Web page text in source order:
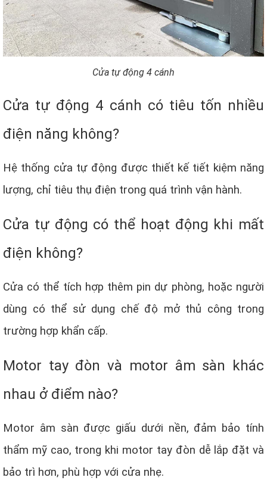
Cửa tự động 4 cánh
Cửa tự động 4 cánh có tiêu tốn nhiều
điện năng không?
Hệ thống cửa tự động được thiết kế tiết kiệm năng
lượng, chỉ tiêu thụ điện trong quá trình vận hành.
Cửa tự động có thể hoạt động khi mất
điện không?
Cửa có thể tích hợp thêm pin dự phòng, hoặc người
dùng có thể sử dụng chế độ mở thủ công trong
trường hợp khẩn cấp.
Motor tay đòn và motor âm sàn khác
nhau ở điểm nào?
Motor âm sàn được giấu dưới nền, đảm bảo tính
thẩm mỹ cao, trong khi motor tay đòn dễ lắp đặt và
bảo trì hơn, phù hợp với cửa nhẹ.